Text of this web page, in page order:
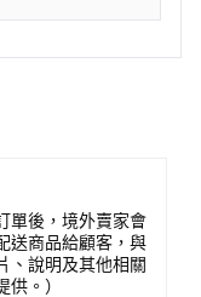
單後，境外賣家會
送商品給顧客，與
、說明及其他相關
。）